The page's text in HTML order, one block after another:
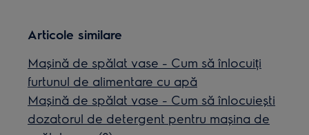
Articole similare
Mașină de spălat vase - Cum să înlocuiți
furtunul de alimentare cu apă
Mașină de spălat vase - Cum să înlocuiești
dozatorul de detergent pentru mașina de